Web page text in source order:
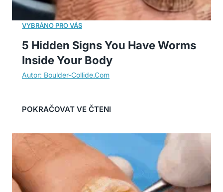
5 Hidden Signs You Have Worms
Inside Your Body